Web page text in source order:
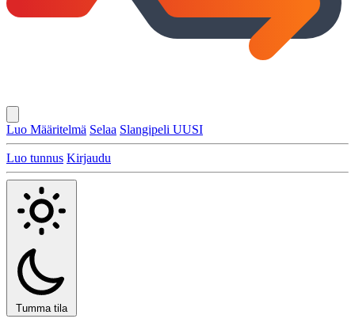
Luo Määritelmä Selaa Slangipeli UUSI
Luo tunnus Kirjaudu
Tumma tila